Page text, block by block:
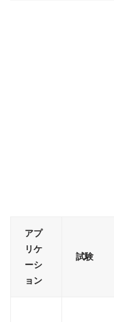
アプ
リケ
ーシ
ョン
試験